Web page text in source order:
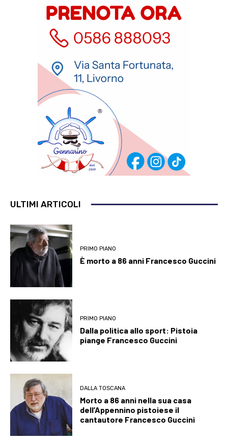
ULTIMI ARTICOLI
PRIMO PIANO
È morto a 86 anni Francesco Guccini
PRIMO PIANO
Dalla politica allo sport: Pistoia
piange Francesco Guccini
DALLA TOSCANA
Morto a 86 anni nella sua casa
dell’Appennino pistoiese il
cantautore Francesco Guccini